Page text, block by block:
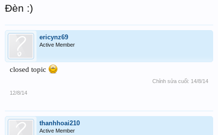
Đèn :)
ericynz69
Active Member
closed topic
Chỉnh sửa cuối: 14/8/14
12/8/14
thanhhoai210
Active Member